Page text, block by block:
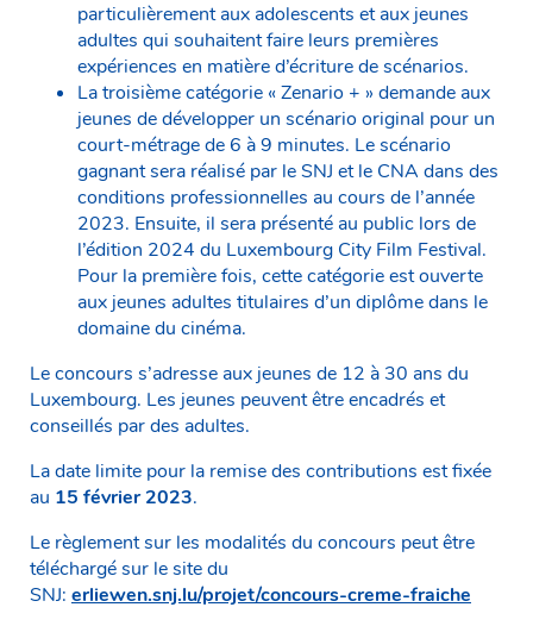
particulièrement aux adolescents et aux jeunes
adultes qui souhaitent faire leurs premières
expériences en matière d’écriture de scénarios.
La troisième catégorie « Zenario + » demande aux
jeunes de développer un scénario original pour un
court-métrage de 6 à 9 minutes. Le scénario
gagnant sera réalisé par le SNJ et le CNA dans des
conditions professionnelles au cours de l’année
2023. Ensuite, il sera présenté au public lors de
l’édition 2024 du Luxembourg City Film Festival.
Pour la première fois, cette catégorie est ouverte
aux jeunes adultes titulaires d’un diplôme dans le
domaine du cinéma.
Le concours s’adresse aux jeunes de 12 à 30 ans du
Luxembourg. Les jeunes peuvent être encadrés et
conseillés par des adultes.
La date limite pour la remise des contributions est fixée
au 15 février 2023.
Le règlement sur les modalités du concours peut être
téléchargé sur le site du
SNJ: erliewen.snj.lu/projet/concours-creme-fraiche